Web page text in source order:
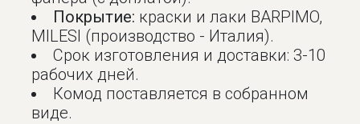
Покрытие: краски и лаки BARPIMO,
MILESI (производство - Италия).
Срок изготовления и доставки: 3-10
рабочих дней.
Комод поставляется в собранном
виде.